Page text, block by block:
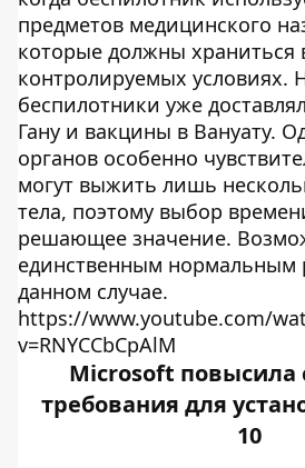
предметов медицинского
которые должны храниться
контролируемых условиях.
беспилотники уже
Гану и вакцины в Вануату.
органов особенно
могут выжить лишь
тела, поэтому выбор
решающее значение.
единственным
данном случае.
https://www.youtube.com/
v=RNYCCbCpAlM
Microsoft повысила
требования для
10